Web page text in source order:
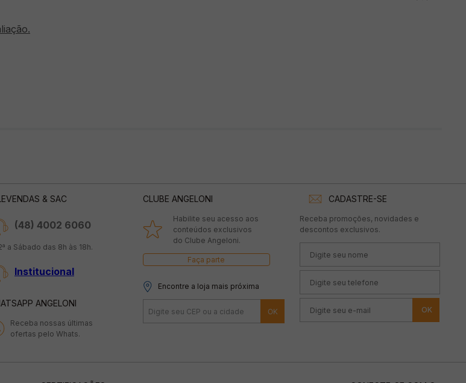
& SAC
(48) 4002 6060
a Sábado das 8h às 18h.
Institucional
ANGELONI
Receba nossas últimas
ofertas pelo Whats.
CLUBE ANGELONI
Habilite seu acesso aos
conteúdos exclusivos
do Clube Angeloni.
Faça parte
Encontre a loja mais próxima
CADASTRE-SE
Receba promoções, novidades e
descontos exclusivos.
OK